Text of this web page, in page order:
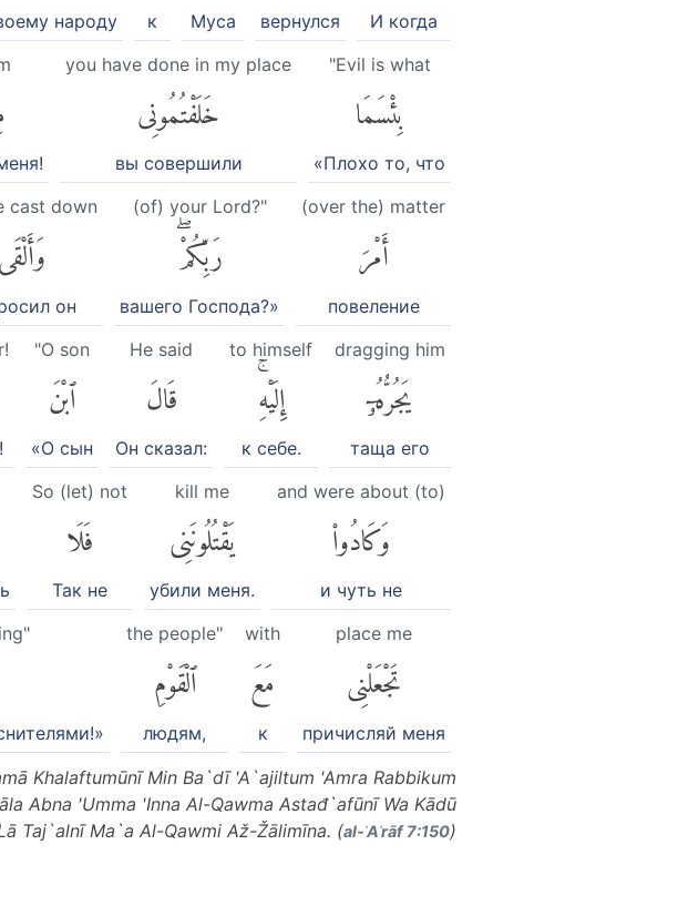
И когда
вернулся
Муса
к
народу
"Evil is what
بِئْسَمَا
«Плохо то, что
you have done in my place
خَلَفْتُمُونِى
вы совершили
(over the) matter
أَمْرَ
повеление
(of) your Lord?"
رَبِّكُمْۖ
вашего Господа?»
cast down
وَأَلْقَى
он
dragging him
يَجُرُّهُۥٓ
таща его
to himself
إِلَيْهِۚ
к себе.
He said
قَالَ
Он сказал:
"O son
ٱبْنَ
«О сын
and were about (to)
وَكَادُوا۟
и чуть не
kill me
يَقْتُلُونَنِى
убили меня.
So (let) not
فَلَا
Так не
place me
تَجْعَلْنِى
причисляй меня
with
مَعَ
к
the people"
ٱلْقَوْمِ
людям,
Khalaftumūnī Min Ba`dī 'A`ajiltum 'Amra Rabbikum
Abna 'Umma 'Inna Al-Qawma Astađ`afūnī Wa Kādū
Taj`alnī Ma`a Al-Qawmi Až-Žālimīna. (al-ʾAʿrāf 7:150)